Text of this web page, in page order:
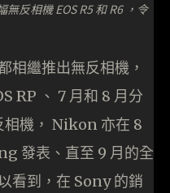
反相機 EOS R5 和 R6 ，令
相繼推出無反相機，
RP 、 7 月和 8 月分
相機， Nikon 亦在 8
發表、直至 9 月的全
看到，在 Sony 的銷